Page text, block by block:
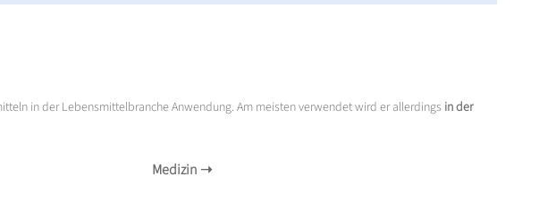
in der Lebensmittelbranche Anwendung. Am meisten verwendet wird er allerdings in der
Medizin ➝